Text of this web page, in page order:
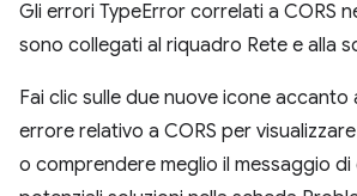
Gli errori TypeError correlati a CORS
sono collegati al riquadro Rete e alla
Fai clic sulle due nuove icone accanto
errore relativo a CORS per
o comprendere meglio il messaggio